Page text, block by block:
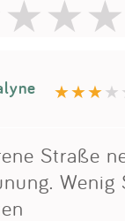
Straße
Wenig